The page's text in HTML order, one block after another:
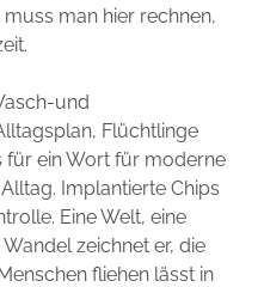
man hier rechnen,
und
Flüchtlinge
für ein Wort für moderne
Implantierte Chips
Eine Welt, eine
zeichnet er, die
fliehen lässt in